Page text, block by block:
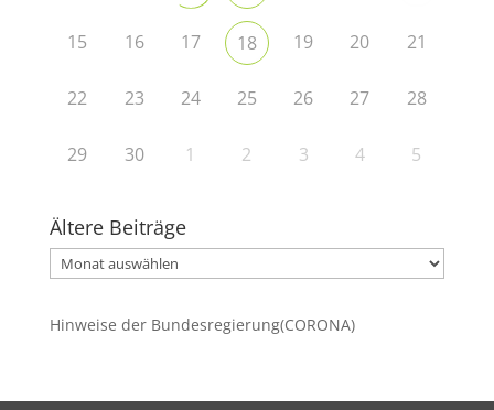
15 16 17 18 19 20 21
22 23 24 25 26 27 28
29 30 1 2 3 4 5
Ältere Beiträge
Ältere
Beiträge
Hinweise der Bundesregierung(CORONA)